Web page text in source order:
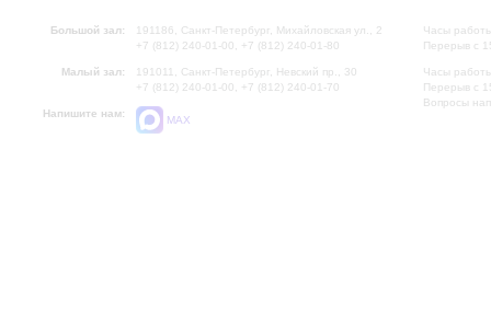
Большой зал:
191186, Санкт-Петербург, Михайловская ул., 2
+7 (812) 240-01-00, +7 (812) 240-01-80
Малый зал:
191011, Санкт-Петербург, Невский пр., 30
+7 (812) 240-01-00, +7 (812) 240-01-70
Напишите нам:
MAX
Часы
Перерыв с
Часы
Перерыв с
Вопросы